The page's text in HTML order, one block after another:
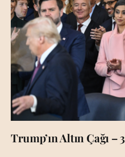
Trump’ın Altın Çağı – 3